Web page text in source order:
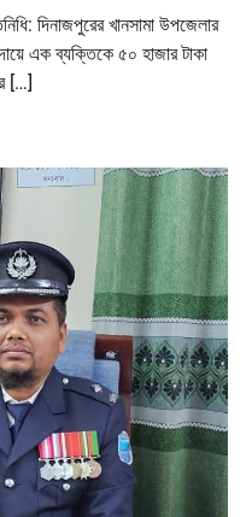
দিনাজপুরের খানসামা উপজেলার
এক ব্যক্তিকে ৫০ হাজার টাকা
[…]